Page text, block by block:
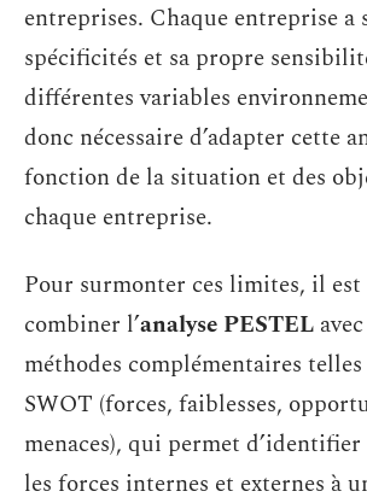
entreprises. Chaque entreprise a
spécificités et sa propre
différentes variables
donc nécessaire d’adapter cette
fonction de la situation et des
chaque entreprise.
Pour surmonter ces limites, il est
combiner l’analyse PESTEL
méthodes complémentaires telles
SWOT (forces, faiblesses,
menaces), qui permet
les forces internes et externes à